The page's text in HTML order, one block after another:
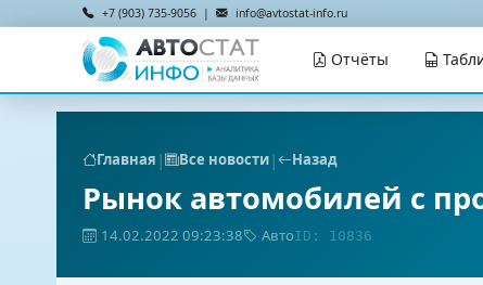
+7 (903) 735-9056 | info@avtostat-info.ru
Отчёты
Главная | Все новости| Назад
Рынок автомобилей с
14.02.2022 09:23:38 АвтоID: 10836